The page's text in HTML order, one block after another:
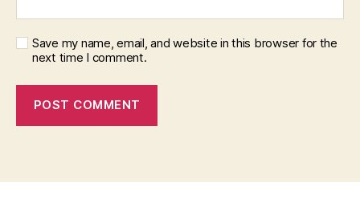
Save my name, email, and website in this browser for the
next time I comment.